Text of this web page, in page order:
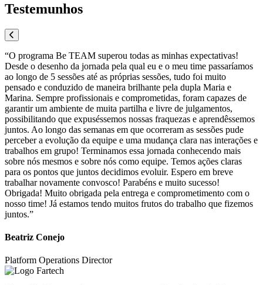
Testemunhos
“O programa Be TEAM superou todas as minhas expectativas!
Desde o desenho da jornada pela qual eu e o meu time passaríamos
ao longo de 5 sessões até as próprias sessões, tudo foi muito
pensado e conduzido de maneira brilhante pela dupla Maria e
Marina. Sempre profissionais e comprometidas, foram capazes de
garantir um ambiente de muita partilha e livre de julgamentos,
possibilitando que expuséssemos nossas fraquezas e aprendêssemos
juntos. Ao longo das semanas em que ocorreram as sessões pude
perceber a evolução da equipe e uma mudança clara nas interações e
trabalhos em grupo! Terminamos essa jornada conhecendo mais
sobre nós mesmos e sobre nós como equipe. Temos ações claras
para os pontos que juntos decidimos evoluir. Espero em breve
trabalhar novamente convosco! Parabéns e muito sucesso!
Obrigada! Muito obrigada pela entrega e comprometimento com o
nosso time! Já estamos tendo muitos frutos do trabalho que fizemos
juntos.”
Beatriz Conejo
Platform Operations Director